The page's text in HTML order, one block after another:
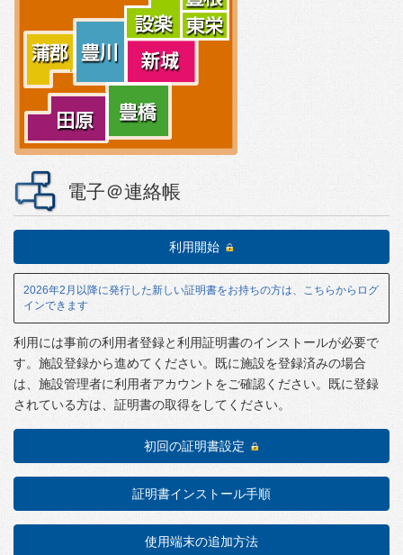
電子＠連絡帳
利用開始
2026年2月以降に発行した新しい証明書をお持ちの方は、こちらからログ
インできます
利用には事前の利用者登録と利用証明書のインストールが必要で
す。施設登録から進めてください。既に施設を登録済みの場合
は、施設管理者に利用者アカウントをご確認ください。既に登録
されている方は、証明書の取得をしてください。
初回の証明書設定
証明書インストール手順
使用端末の追加方法